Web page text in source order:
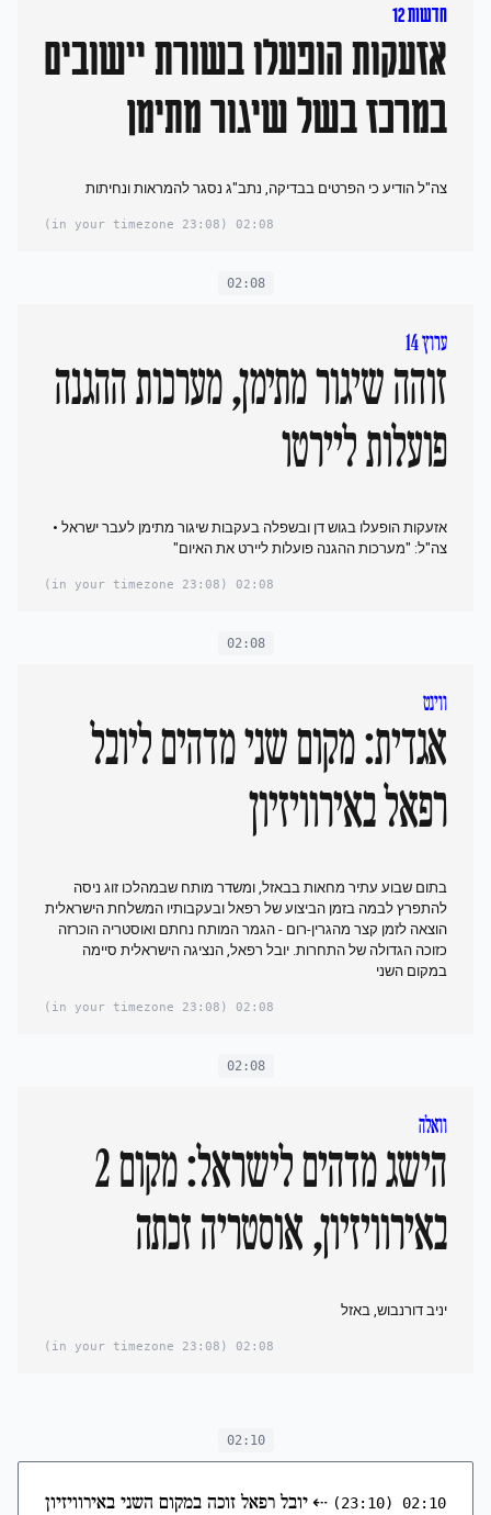
חדשות 12
אזעקות הופעלו בשורת יישובים
במרכז בשל שיגור מתימן
צה"ל הודיע כי הפרטים בבדיקה, נתב"ג נסגר להמראות ונחיתות
02:08
(23:08 in your timezone)
02:08
ערוץ 14
זוהה שיגור מתימן, מערכות ההגנה
פועלות ליירטו
אזעקות הופעלו בגוש דן ובשפלה בעקבות שיגור מתימן לעבר ישראל •
צה"ל: "מערכות ההגנה פועלות ליירט את האיום"
02:08
(23:08 in your timezone)
02:08
ווינט
אגדית: מקום שני מדהים ליובל
רפאל באירוויזיון
בתום שבוע עתיר מחאות בבאזל, ומשדר מותח שבמהלכו זוג ניסה
להתפרץ לבמה בזמן הביצוע של רפאל ובעקבותיו המשלחת הישראלית
הוצאה לזמן קצר מהגרין-רום - הגמר המותח נחתם ואוסטריה הוכרזה
כזוכה הגדולה של התחרות. יובל רפאל, הנציגה הישראלית סיימה
במקום השני
02:08
(23:08 in your timezone)
02:08
וואלה
הישג מדהים לישראל: מקום 2
באירוויזיון, אוסטריה זכתה
יניב דורנבוש, באזל
02:08
(23:08 in your timezone)
02:10
02:10
(23:10)
⇠יובל רפאל זוכה במקום השני באירוויזיון